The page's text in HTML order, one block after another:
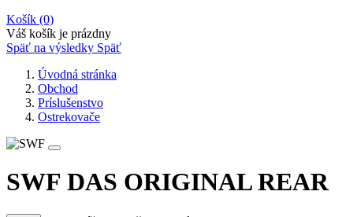
Košík (0)
Váš košík je prázdny
Späť na výsledky Späť
Úvodná stránka
Obchod
Príslušenstvo
Ostrekovače
SWF DAS ORIGINAL REAR